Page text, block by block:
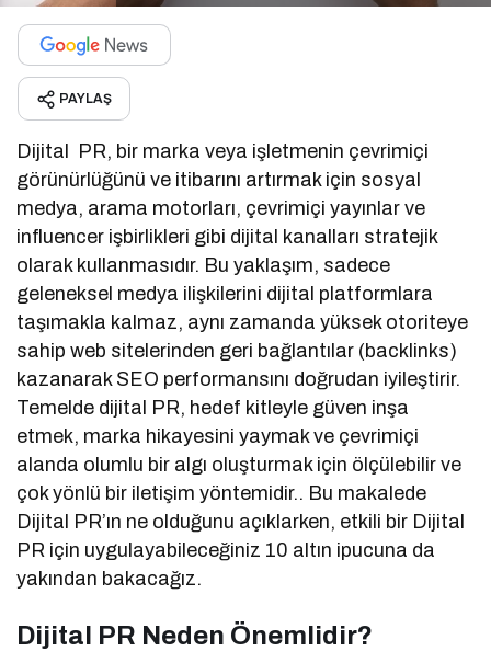
PAYLAŞ
Dijital PR, bir marka veya işletmenin çevrimiçi
görünürlüğünü ve itibarını artırmak için sosyal
medya, arama motorları, çevrimiçi yayınlar ve
influencer işbirlikleri gibi dijital kanalları stratejik
olarak kullanmasıdır. Bu yaklaşım, sadece
geleneksel medya ilişkilerini dijital platformlara
taşımakla kalmaz, aynı zamanda yüksek otoriteye
sahip web sitelerinden geri bağlantılar (backlinks)
kazanarak SEO performansını doğrudan iyileştirir.
Temelde dijital PR, hedef kitleyle güven inşa
etmek, marka hikayesini yaymak ve çevrimiçi
alanda olumlu bir algı oluşturmak için ölçülebilir ve
çok yönlü bir iletişim yöntemidir.. Bu makalede
Dijital PR’ın ne olduğunu açıklarken, etkili bir Dijital
PR için uygulayabileceğiniz 10 altın ipucuna da
yakından bakacağız.
Dijital PR Neden Önemlidir?